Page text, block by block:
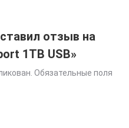
отзыв на
1TB USB»
Обязательные поля